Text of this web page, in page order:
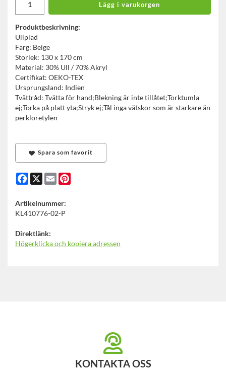
Lägg i varukorgen
Produktbeskrivning:
Ullpläd
Färg: Beige
Storlek: 130 x 170 cm
Material: 30% Ull / 70% Akryl
Certifikat: OEKO-TEX
Ursprungsland: Indien
Tvättråd: Tvätta för hand;Blekning är inte tillåtet;Torktumla
ej;Torka på platt yta;Stryk ej;Tål inga vätskor som är starkare än
perkloretylen
Spara som favorit
Facebook
X Email
Artikelnummer:
KL410776-02-P
Direktlänk:
Högerklicka och kopiera adressen
KONTAKTA OSS